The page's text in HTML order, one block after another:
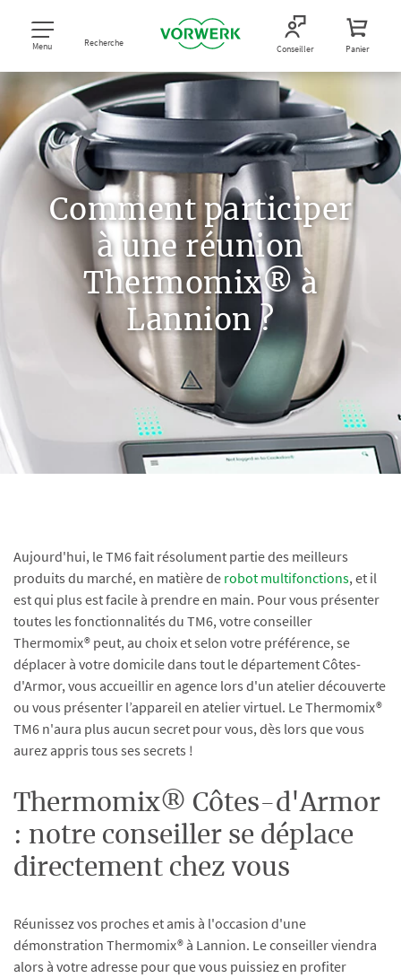
Menu Recherche Conseiller Panier
Comment participer
à une réunion
Thermomix® à
Lannion ?
Aujourd'hui, le TM6 fait résolument partie des meilleurs
produits du marché, en matière de robot multifonctions, et il
est qui plus est facile à prendre en main. Pour vous présenter
toutes les fonctionnalités du TM6, votre conseiller
Thermomix® peut, au choix et selon votre préférence, se
déplacer à votre domicile dans tout le département Côtes-
d'Armor, vous accueillir en agence lors d'un atelier découverte
ou vous présenter l’appareil en atelier virtuel. Le Thermomix®
TM6 n'aura plus aucun secret pour vous, dès lors que vous
aurez appris tous ses secrets !
Thermomix® Côtes-d'Armor
: notre conseiller se déplace
directement chez vous
Réunissez vos proches et amis à l'occasion d'une
démonstration Thermomix® à Lannion. Le conseiller viendra
alors à votre adresse pour que vous puissiez en profiter